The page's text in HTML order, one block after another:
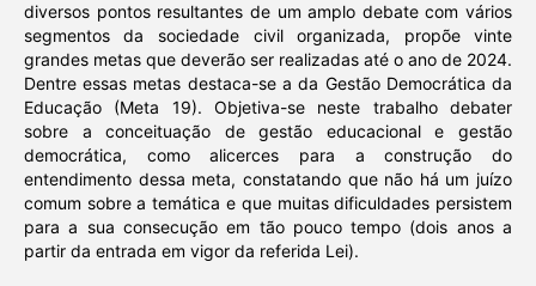
diversos pontos resultantes de um amplo debate com vários
segmentos da sociedade civil organizada, propõe vinte
grandes metas que deverão ser realizadas até o ano de 2024.
Dentre essas metas destaca-se a da Gestão Democrática da
Educação (Meta 19). Objetiva-se neste trabalho debater
sobre a conceituação de gestão educacional e gestão
democrática, como alicerces para a construção do
entendimento dessa meta, constatando que não há um juízo
comum sobre a temática e que muitas dificuldades persistem
para a sua consecução em tão pouco tempo (dois anos a
partir da entrada em vigor da referida Lei).